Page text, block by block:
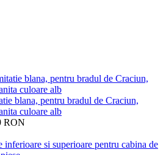
blana, pentru bradul de Craciun,
culoare alb
RON